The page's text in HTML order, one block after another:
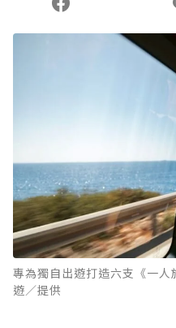
專為獨自出遊打造六支《一
遊／提供